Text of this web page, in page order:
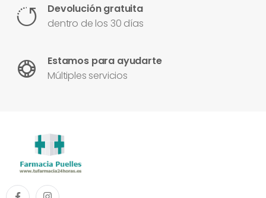
Devolución gratuita
dentro de los 30 días
Estamos para ayudarte
Múltiples servicios